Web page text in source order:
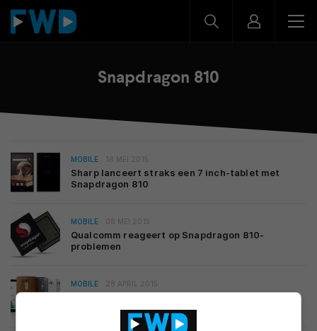
Snapdragon 810
MOBILE 18 MEI 2015
Sharp lanceert straks een 7 inch-tablet met
Snapdragon 810
MOBILE 08 MEI 2015
Qualcomm reageert op Snapdragon 810-
problemen
MOBILE 28 APRIL 2015
problemen’